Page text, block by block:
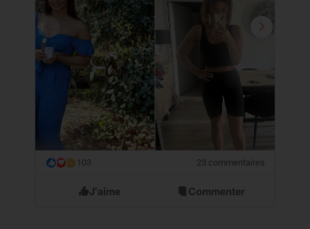
😮 103 23 commentaires
J'aime Commenter